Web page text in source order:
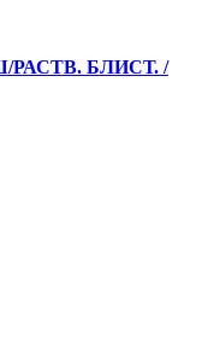
РАСТВ. БЛИСТ. /